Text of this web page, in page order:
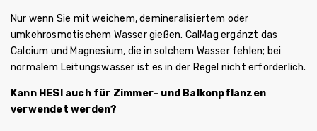
Nur wenn Sie mit weichem, demineralisiertem oder
umkehrosmotischem Wasser gießen. CalMag ergänzt das
Calcium und Magnesium, die in solchem Wasser fehlen; bei
normalem Leitungswasser ist es in der Regel nicht erforderlich.
Kann HESI auch für Zimmer- und Balkonpflanzen
verwendet werden?